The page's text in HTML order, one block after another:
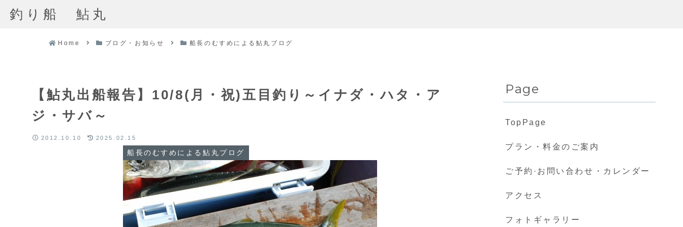
釣り船 鮎丸
Home ブログ・お知らせ 船長のむすめによる鮎丸ブログ
【鮎丸出船報告】10/8(月・祝)五目釣り～イナダ・ハタ・ア
ジ・サバ～
船長のむすめによる鮎丸ブログ
2012.10.10 2025.02.15
Page
TopPage
プラン・料金のご案内
ご予約·お問い合わせ・カレンダー
アクセス
フォトギャラリー